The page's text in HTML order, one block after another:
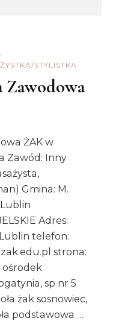
STYLISTKA
Zawodowa
ŻAK w
Zawód: Inny
Gmina: M.
Adres:
telefon:
strona:
ośrodek
sp nr 5
żak sosnowiec,
podstawowa …